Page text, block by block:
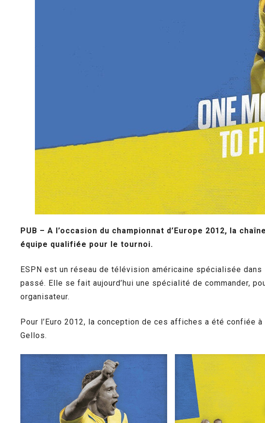
PUB – A l’occasion du championnat d’Europe 2012, la
équipe qualifiée pour le tournoi.
ESPN est un réseau de télévision américaine spécialisée
passé. Elle se fait aujourd’hui une spécialité de commander,
organisateur.
Pour l’Euro 2012, la conception de ces affiches a été confiée à
Gellos.